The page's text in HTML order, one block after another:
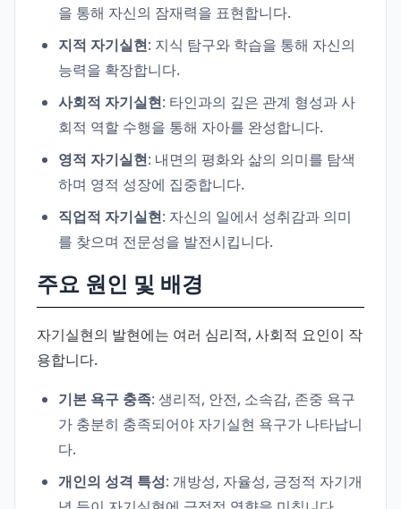
을 통해 자신의 잠재력을 표현합니다.
지적 자기실현: 지식 탐구와 학습을 통해 자신의
능력을 확장합니다.
사회적 자기실현: 타인과의 깊은 관계 형성과 사
회적 역할 수행을 통해 자아를 완성합니다.
영적 자기실현: 내면의 평화와 삶의 의미를 탐색
하며 영적 성장에 집중합니다.
직업적 자기실현: 자신의 일에서 성취감과 의미
를 찾으며 전문성을 발전시킵니다.
주요 원인 및 배경
자기실현의 발현에는 여러 심리적, 사회적 요인이 작
용합니다.
기본 욕구 충족: 생리적, 안전, 소속감, 존중 욕구
가 충분히 충족되어야 자기실현 욕구가 나타납니
다.
개인의 성격 특성: 개방성, 자율성, 긍정적 자기개